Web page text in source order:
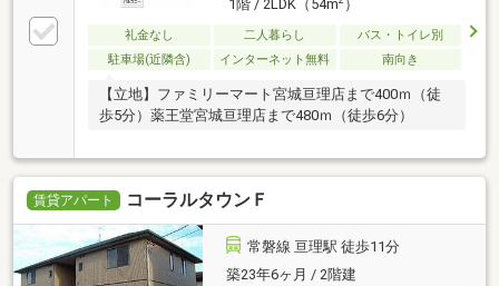
1階 / 2LDK（54m ）
礼金なし 二人暮らし
バス・トイレ別
駐車場(近隣含)
インターネット無料 南向き
【立地】ファミリーマート宮城亘理店まで400ｍ（徒
歩5分）薬王堂宮城亘理店まで480ｍ（徒歩6分）
賃貸アパート コーラルタウンＦ
常磐線 亘理駅 徒歩11分
築23年6ヶ月 / 2階建